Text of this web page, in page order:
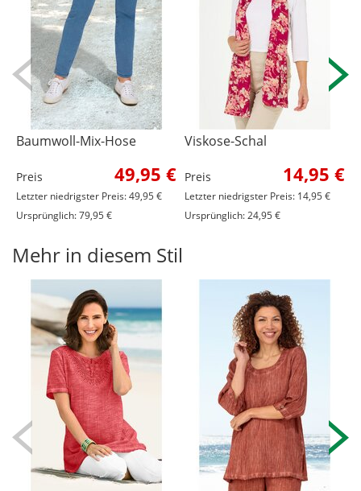
Baumwoll-Mix-Hose
Preis 49,95 €
Letzter niedrigster Preis: 49,95 €
Ursprünglich: 79,95 €
Viskose-Schal
Preis 14,95 €
Letzter niedrigster Preis: 14,95 €
Ursprünglich: 24,95 €
Mehr in diesem Stil